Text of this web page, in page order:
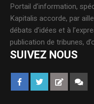
Portail d’information,
Kapitalis accorde, par
débats d’idées et à
publication de tribunes,
SUIVEZ NOUS